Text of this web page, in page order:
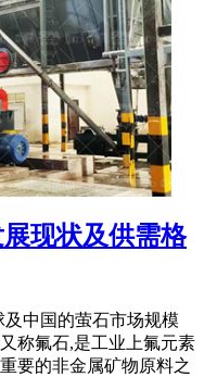
现状及供需格
及中国的萤石市场规模
称氟石,是工业上氟元素
要的非金属矿物原料之